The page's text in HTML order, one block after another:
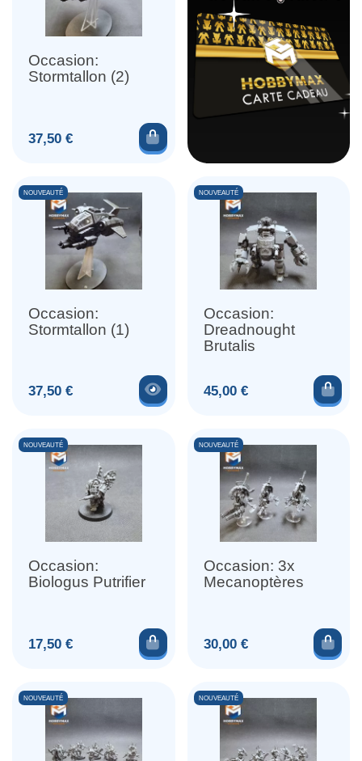
Occasion:
Stormtallon (2)
Prix
37,50 € Ajouter au panier
Occasion:
Stormtallon (1)
Prix
37,50 €
NOUVEAUTÉ
Voir le produit
Occasion:
Dreadnought
Brutalis
Prix
45,00 €
NOUVEAUTÉ
Occasion:
Biologus Putrifier
Prix
17,50 €
NOUVEAUTÉ
Ajouter au panier
Occasion: 3x
Mecanoptères
Prix
30,00 €
NOUVEAUTÉ
NOUVEAUTÉ NOUVEAUTÉ